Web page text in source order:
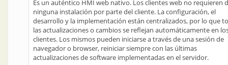
Es un auténtico HMI web nativo. Los clientes web no requieren
ninguna instalación por parte del cliente. La configuración, el
desarrollo y la implementación están centralizados, por lo que
las actualizaciones o cambios se reflejan automáticamente en
clientes. Los mismos pueden iniciarse a través de una sesión de
navegador o browser, reiniciar siempre con las últimas
actualizaciones de software implementadas en el servidor.